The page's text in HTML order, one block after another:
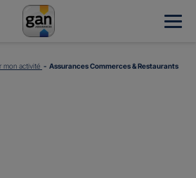
mon activité Assurances Commerces & Restaurants